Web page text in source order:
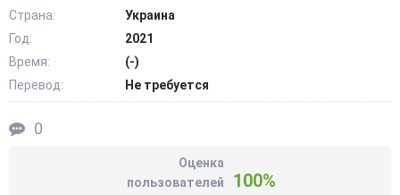
Страна:
Украина
Год:
2021
Время:
(-)
Перевод:
Не требуется
0
Оценка
пользователей
100%